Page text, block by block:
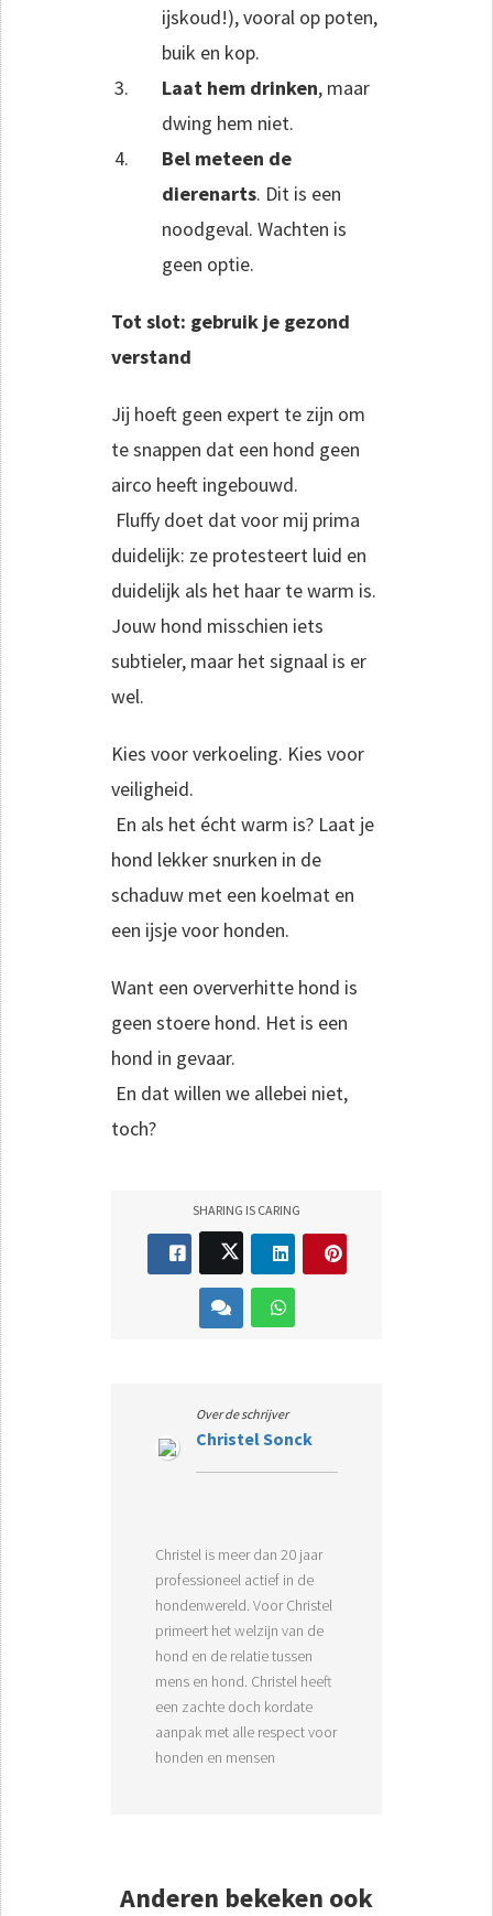
ijskoud!), vooral op poten,
buik en kop.
Laat hem drinken, maar
dwing hem niet.
Bel meteen de
dierenarts. Dit is een
noodgeval. Wachten is
geen optie.
Tot slot: gebruik je gezond
verstand
Jij hoeft geen expert te zijn om
te snappen dat een hond geen
airco heeft ingebouwd.
Fluffy doet dat voor mij prima
duidelijk: ze protesteert luid en
duidelijk als het haar te warm is.
Jouw hond misschien iets
subtieler, maar het signaal is er
wel.
Kies voor verkoeling. Kies voor
veiligheid.
En als het écht warm is? Laat je
hond lekker snurken in de
schaduw met een koelmat en
een ijsje voor honden.
Want een oververhitte hond is
geen stoere hond. Het is een
hond in gevaar.
En dat willen we allebei niet,
toch?
SHARING IS CARING
Over de schrijver
Christel Sonck
Christel is meer dan 20 jaar
professioneel actief in de
hondenwereld. Voor Christel
primeert het welzijn van de
hond en de relatie tussen
mens en hond. Christel heeft
een zachte doch kordate
aanpak met alle respect voor
honden en mensen
Anderen bekeken ook